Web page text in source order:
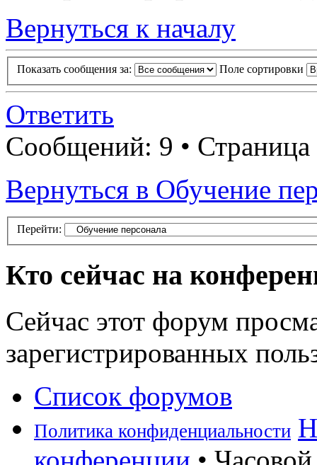
Вернуться к началу
Показать сообщения за: Поле сортировки
Ответить
Сообщений: 9 • Страница
Вернуться в Обучение
Перейти:
Кто сейчас на
Сейчас этот форум
зарегистрированных
Список форумов
Политика конфиденциальности